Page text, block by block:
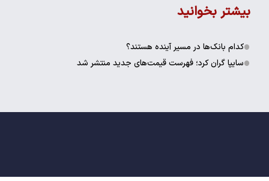
بیشتر بخوانید
کدام بانک‌ها در مسیر آینده هستند؟
سایپا گران کرد؛ فهرست قیمت‌های جدید منتشر شد